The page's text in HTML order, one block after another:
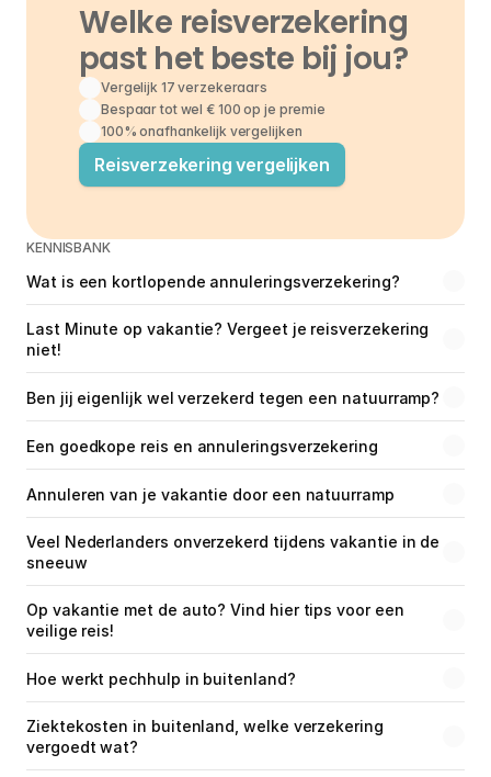
KENNISBANK
Wat is een kortlopende annuleringsverzekering?
Last Minute op vakantie? Vergeet je reisverzekering
niet!
Ben jij eigenlijk wel verzekerd tegen een natuurramp?
Een goedkope reis en annuleringsverzekering
Annuleren van je vakantie door een natuurramp
Veel Nederlanders onverzekerd tijdens vakantie in de
sneeuw
Op vakantie met de auto? Vind hier tips voor een
veilige reis!
Hoe werkt pechhulp in buitenland?
Ziektekosten in buitenland, welke verzekering
vergoedt wat?
Welke reisverzekering
past het beste bij jou?
Vergelijk 17 verzekeraars
Bespaar tot wel € 100 op je premie
100% onafhankelijk vergelijken
Reisverzekering vergelijken